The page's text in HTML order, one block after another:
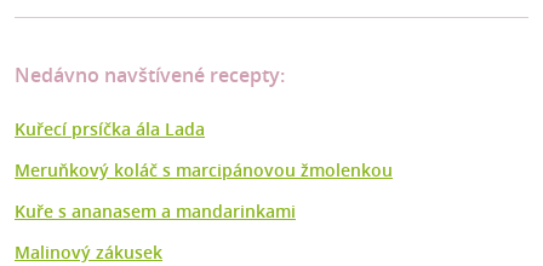
Nedávno navštívené recepty:
Kuřecí prsíčka ála Lada
Meruňkový koláč s marcipánovou žmolenkou
Kuře s ananasem a mandarinkami
Malinový zákusek